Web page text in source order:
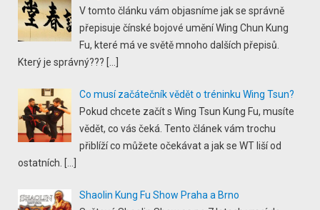
V tomto článku vám objasníme jak se správně
přepisuje čínské bojové umění Wing Chun Kung
Fu, které má ve světě mnoho dalších přepisů.
Který je správný???
Co musí začátečník vědět o tréninku Wing Tsun?
Pokud chcete začít s Wing Tsun Kung Fu, musíte
vědět, co vás čeká. Tento článek vám trochu
přiblíží co můžete očekávat a jak se WT liší od
ostatních.
Shaolin Kung Fu Show Praha a Brno